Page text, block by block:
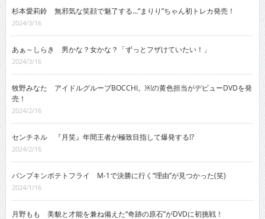
杉本愛莉鈴 無邪気な笑顔で魅了する…“まりり”ちゃん初トレカ発売！
2024/3/16
あぁ～しらき 男かな？女かな？「ずっとフザけていたい！」
2024/3/16
牧野みなた アイドルグループBOCCHI。￼の黄色担当がデビューDVDを発
売！
2024/2/16
センチネル 『月笑』年間王者が極致目指して爆発する!?
2024/2/16
パンプキンポテトフライ M-1で決勝に行く“理由”が見つかった(笑)
2024/1/16
月野もも 美貌と才能を兼ね備えた“奇跡の原石”がDVDに初挑戦！